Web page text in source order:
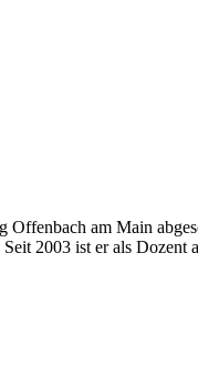
am Main
2003 ist er als Dozent